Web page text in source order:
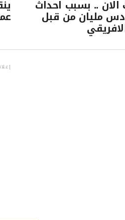
الان .. بسبب احداث
مليان من قبل